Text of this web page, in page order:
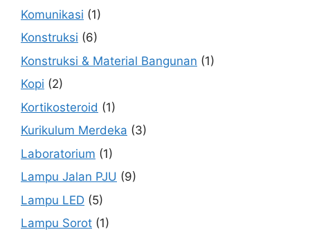
Komunikasi (1)
Konstruksi (6)
Konstruksi & Material Bangunan (1)
Kopi (2)
Kortikosteroid (1)
Kurikulum Merdeka (3)
Laboratorium (1)
Lampu Jalan PJU (9)
Lampu LED (5)
Lampu Sorot (1)